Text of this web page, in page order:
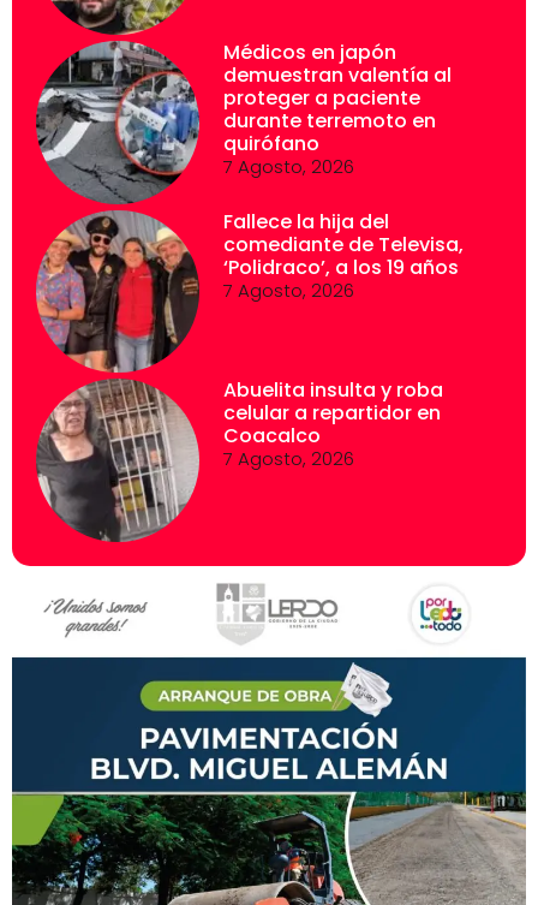
Médicos en japón
demuestran valentía al
proteger a paciente
durante terremoto en
quirófano
7 Agosto, 2026
Fallece la hija del
comediante de Televisa,
‘Polidraco’, a los 19 años
7 Agosto, 2026
Abuelita insulta y roba
celular a repartidor en
Coacalco
7 Agosto, 2026